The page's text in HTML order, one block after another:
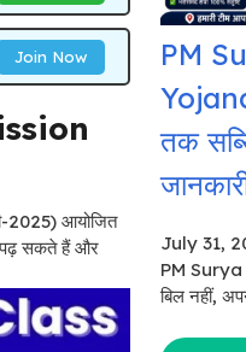
Join Now
2025) आयोजित
पढ़ सकते हैं और
PM
तक
July 31,
PM
बिल नहीं,